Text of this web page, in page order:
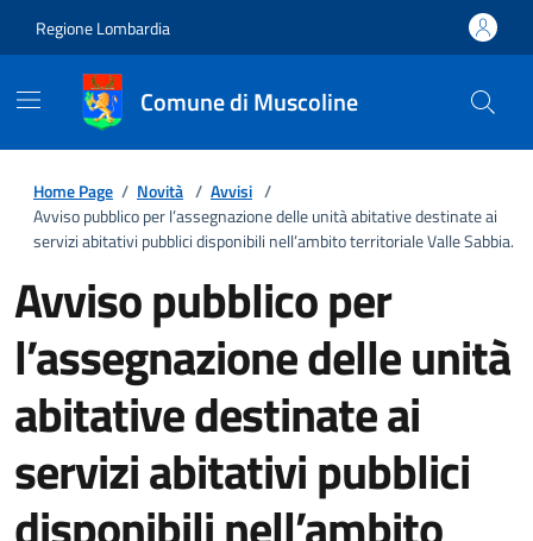
Regione Lombardia
Comune di Muscoline
Home Page / Novità / Avvisi /
Avviso pubblico per l’assegnazione delle unità abitative destinate ai
servizi abitativi pubblici disponibili nell’ambito territoriale Valle Sabbia.
Avviso pubblico per
l’assegnazione delle unità
abitative destinate ai
servizi abitativi pubblici